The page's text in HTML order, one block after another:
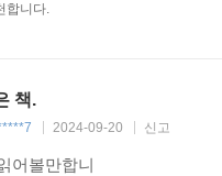
산당」 중에서
리적 여건이라는 민주주
합니다.
책.
2024-09-20 신고
어볼만합니